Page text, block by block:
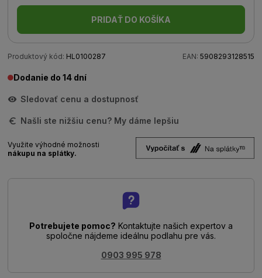
PRIDAŤ DO KOŠÍKA
Produktový kód: HL0100287 EAN: 5908293128515
Dodanie do 14 dní
Sledovať cenu a dostupnosť
Našli ste nižšiu cenu? My dáme lepšiu
Využite výhodné možnosti
nákupu na splátky.
Potrebujete pomoc? Kontaktujte našich expertov a
spoločne nájdeme ideálnu podlahu pre vás.
0903 995 978